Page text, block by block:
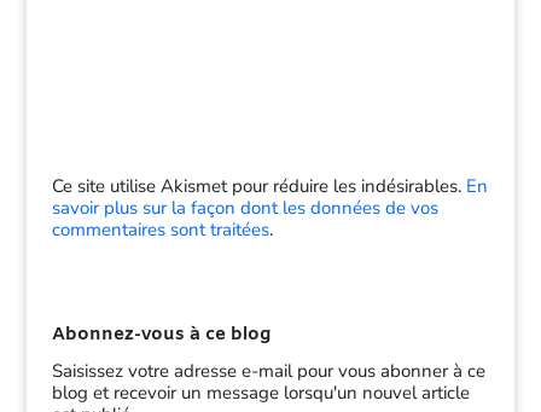
Ce site utilise Akismet pour réduire les indésirables. En
savoir plus sur la façon dont les données de vos
commentaires sont traitées.
Abonnez-vous à ce blog
Saisissez votre adresse e-mail pour vous abonner à ce
blog et recevoir un message lorsqu'un nouvel article